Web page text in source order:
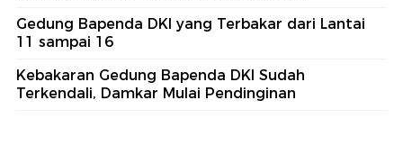
Gedung Bapenda DKI yang Terbakar dari Lantai
11 sampai 16
Kebakaran Gedung Bapenda DKI Sudah
Terkendali, Damkar Mulai Pendinginan